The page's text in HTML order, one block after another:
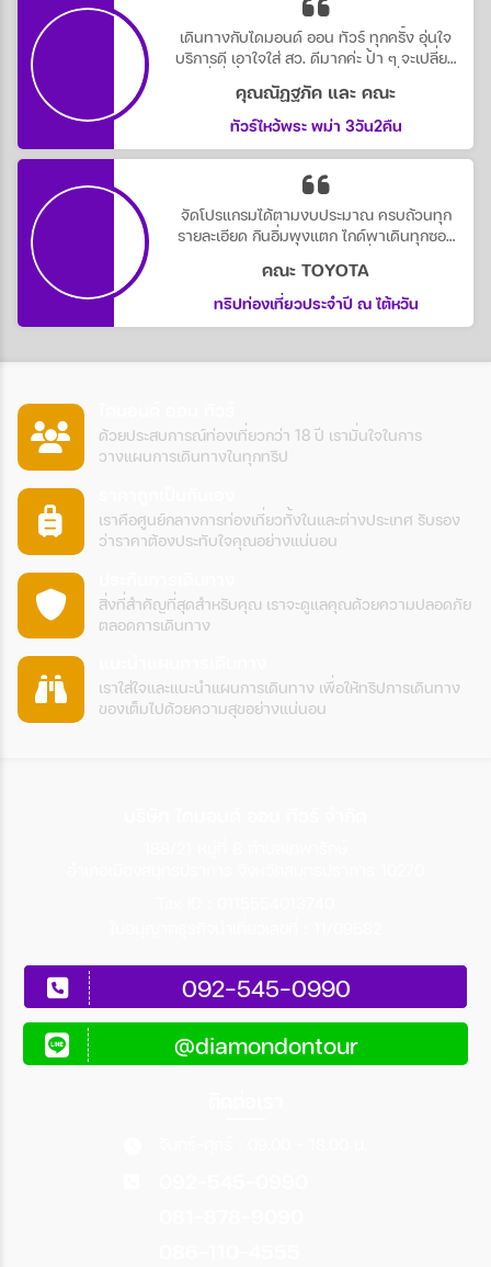
เดินทางกับไดมอนด์ ออน ทัวร์ ทุกครั้ง อุ่นใจ
บริการดี เอาใจใส่ สว. ดีมากค่ะ ป้า ๆ จะเปลี่ยน
ออน ทัวร์
คุณณัฏฐภัค และ คณะ
ทัวร์ไหว้พระ พม่า 3วัน2คืน
จัดโปรแกรมได้ตามงบประมาณ ครบถ้วนทุก
รายละเอียด กินอิ่มพุงแตก ไกด์พาเดินทุกซอก
ทัวร์ก้อน่ารักดูแลยันไปซื้อผ้าอนามัยให้ ใช้บริการ
กันยาว ๆไปเลยค่ะ
คณะ TOYOTA
ทริปท่องเที่ยวประจำปี ณ ไต้หวัน
ด้วยประสบการณ์ท่องเที่ยวกว่า 18 ปี เรามั่นใจในการ
วางแผนการเดินทางในทุกทริป
เราคือศูนย์กลางการท่องเที่ยวทั้งในและต่างประเทศ รับรอง
ว่าราคาต้องประทับใจคุณอย่างแน่นอน
สิ่งที่สำคัญที่สุดสำหรับคุณ เราจะดูแลคุณด้วยความปลอดภัย
ตลอดการเดินทาง
เราใส่ใจและแนะนำแผนการเดินทาง เพื่อให้ทริปการเดินทาง
ของเต็มไปด้วยความสุขอย่างแน่นอน
092-545-0990
@diamondontour